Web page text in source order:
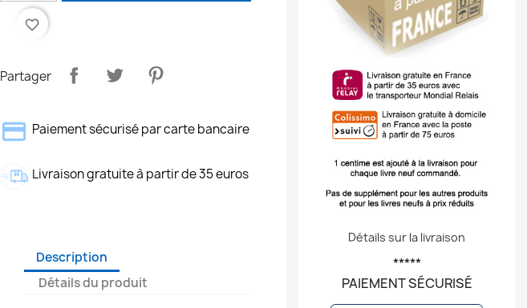
favorite_border
Partager
Paiement sécurisé par carte bancaire
Livraison gratuite à partir de 35 euros
Description
Détails du produit
Détails sur la livraison
*****
PAIEMENT SÉCURISÉ